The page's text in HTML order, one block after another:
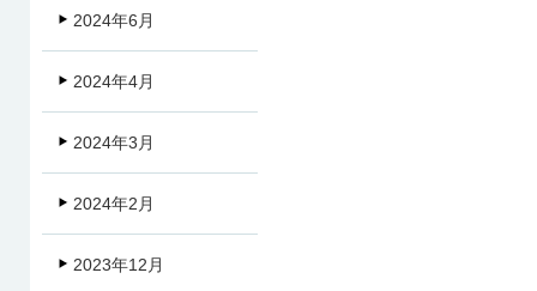
2024年6月
2024年4月
2024年3月
2024年2月
2023年12月